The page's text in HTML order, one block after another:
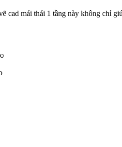
mái thái 1 tầng này không chỉ